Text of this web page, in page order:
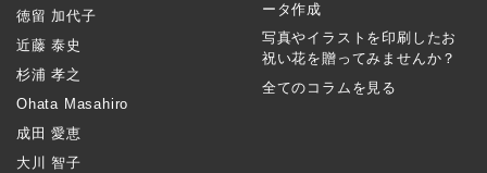
徳留 加代子
近藤 泰史
杉浦 孝之
Ohata Masahiro
成田 愛恵
大川 智子
ータ作成
写真やイラストを印刷したお
祝い花を贈ってみませんか？
全てのコラムを見る